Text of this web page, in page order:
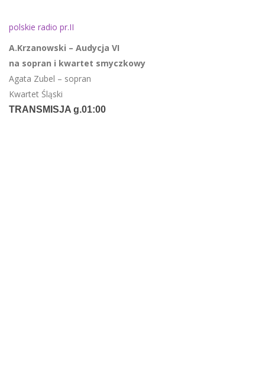
polskie radio pr.II
A.Krzanowski – Audycja VI
na sopran i kwartet smyczkowy
Agata Zubel – sopran
Kwartet Śląski
TRANSMISJA g.01:00